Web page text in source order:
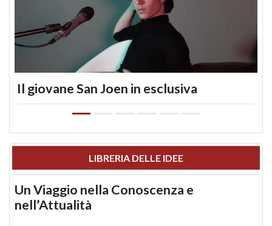
Il giovane San Joen in esclusiva
LIBRERIA DELLE IDEE
Un Viaggio nella Conoscenza e
nell’Attualità